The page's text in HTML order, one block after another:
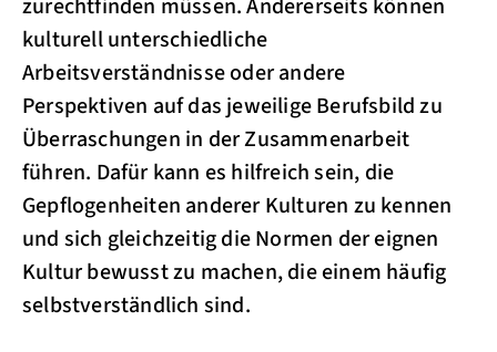
zurechtfinden müssen. Andererseits können
kulturell unterschiedliche
Arbeitsverständnisse oder andere
Perspektiven auf das jeweilige Berufsbild zu
Überraschungen in der Zusammenarbeit
führen. Dafür kann es hilfreich sein, die
Gepflogenheiten anderer Kulturen zu kennen
und sich gleichzeitig die Normen der eignen
Kultur bewusst zu machen, die einem häufig
selbstverständlich sind.